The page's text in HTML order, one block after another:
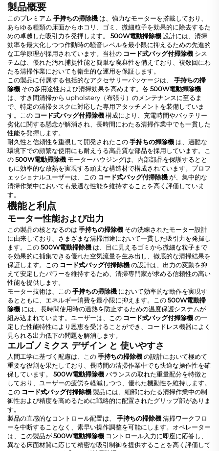
製品概要
このプレミアム 手持ちの掃除機 は、強力なモーターを搭載しており、
あらゆる種類の床面からホコリ、ゴミ、微細粒子を効果的に除去するた
めの卓越した吸引力を発揮します。 500W電動掃除機設計には、清掃
効率を最大化しつつ作動時の騒音レベルを最小限に抑えるための先進的
な工学原理が採用されています。当社の コード式バッグ付掃除機 シス
テムは、優れた汚れ捕捉性能と簡単な廃棄性を備えており、複数回にわ
たる清掃作業においても衛生的な運用を保証します。
この製品に付属する包括的なアクセサリーパッケージは、 手持ちの掃
除機 その多用途性および清掃効果を高めます。各500W電動掃除機
は、すき間清掃から upholstery（布張り）のメンテナンスに至るま
で、特定の清掃タスクに対応した専用アタッチメントを装備していま
す。この コード式バッグ付掃除機構成により、充電時間やバッテリー
劣化に関する懸念が解消され、長時間にわたる清掃作業中でも一貫した
性能を発揮します。
耐久性と信頼性を重視して開発されたこの手持ちの掃除機 は、過酷な
環境下での頻繁な使用にも耐えうる高品質な部品を採用しています。こ
の500W電動掃除機 モーターハウジングは、内部部品を保護するとと
もに効率的な放熱を実現する頑丈な構造材で構成されています。プロフ
ェッショナルユーザーは、この コード式バッグ付掃除機が、集中的な
清掃作業中においても最適な性能を維持することを高く評価していま
す。
機能と利点
モーター性能および出力
この製品の核となるのは 手持ちの掃除機 その洗練されたモーター設計
に由来しており、さまざまな清掃用途において一貫した吸引力を発揮し
ます。この500W電動掃除機 は、目に見えるゴミから微細な粒子まで
を効果的に捕集できる優れた空気流量を生み出し、徹底的な清掃結果を
保証します。この コード式バッグ付掃除機の設計は、出力の変動を抑
えて安定したパワーを維持するため、清掃専門家が求める信頼性の高い
性能を提供します。
モーター技術は、この手持ちの掃除機 において効率的な動作を実現す
るとともに、エネルギー消費を最小限に抑えます。この500W電動掃
除機 には、長時間使用時の過熱を防止するための温度保護システムが
組み込まれています。ユーザーは、この コード式バッグ付掃除機の一
定した性能特性により恩恵を受けることができ、コードレス機器によく
見られる出力低下の問題を解消します。
エルゴノミクス デザイン と 使いやすさ
人間工学に基づく配慮は、この手持ちの掃除機の設計において極めて
重要な役割を果たしており、長時間の清掃作業中でも快適な操作性を確
保しています。 500W電動掃除機バランスの取れた重量配分を特徴と
しており、ユーザーの疲労を軽減しつつ、優れた機動性を維持します。
この コード式バッグ付掃除機製品には、細部にわたる清掃作業中の制
御性および精度を高めるために戦略的に配置されたグリップ部がありま
す。
製品の直感的なコントロール配置は、 手持ちの掃除機清掃ワークフロ
ーを中断することなく、素早い操作調整を可能にします。オペレーター
は、この製品が500W電動掃除機 コントロール入力に即座に応答し、
異なる床面材質に応じて精密な吸引制御を提供することを高く評価して